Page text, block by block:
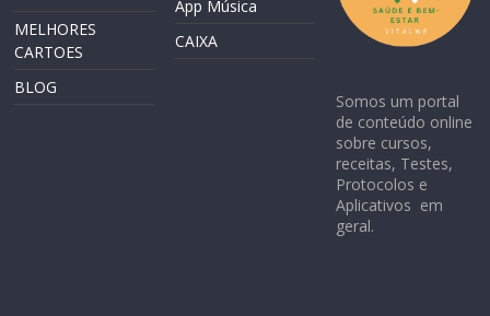
MELHORES
CARTOES
BLOG
App Música
CAIXA
Somos um portal
de conteúdo online
sobre cursos,
receitas, Testes,
Protocolos e
Aplicativos em
geral.